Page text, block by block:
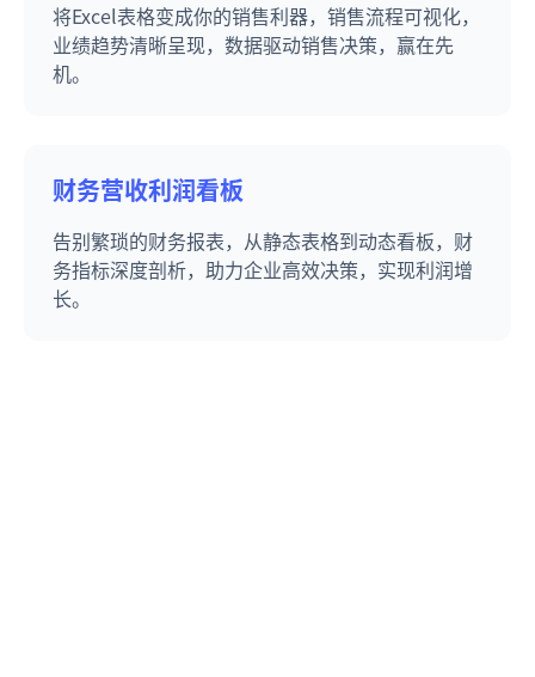
将Excel表格变成你的销售利器，销售流程可视化，
业绩趋势清晰呈现，数据驱动销售决策，赢在先
机。
财务营收利润看板
告别繁琐的财务报表，从静态表格到动态看板，财
务指标深度剖析，助力企业高效决策，实现利润增
长。